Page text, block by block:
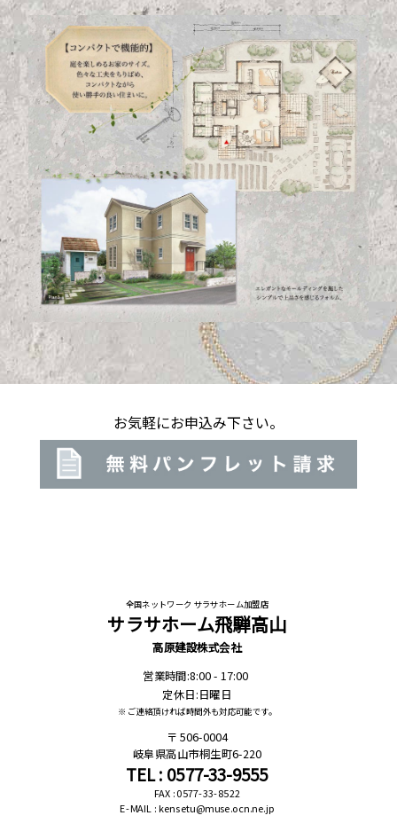
お気軽にお申込み下さい。
全国ネットワーク サラサホーム加盟店
サラサホーム飛騨高山
高原建設株式会社
営業時間:8:00 - 17:00
定休日:日曜日
※ ご連絡頂ければ時間外も対応可能です。
506-0004
岐阜県高山市桐生町6-220
TEL : 0577-33-9555
FAX : 0577-33-8522
E-MAIL : kensetu@muse.ocn.ne.jp